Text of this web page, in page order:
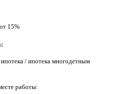
от 15%
/ ипотека многодетным
работы: